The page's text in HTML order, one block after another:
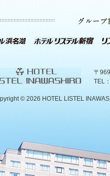
〒
TEL
© 2026 HOTEL LISTEL